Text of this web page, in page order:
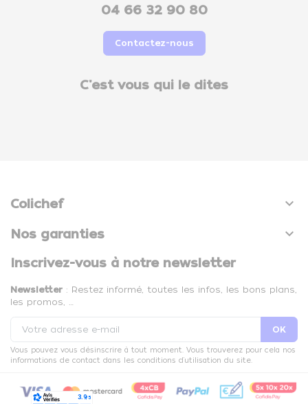
04 66 32 90 80
Contactez-nous
C'est vous qui le dites
Colichef 
Nos garanties 
Inscrivez-vous à notre newsletter
Newsletter : Restez informé, toutes les infos, les bons plans,
les promos, …
Vous pouvez vous désinscrire à tout moment. Vous trouverez pour cela nos
informations de contact dans les conditions d'utilisation du site.